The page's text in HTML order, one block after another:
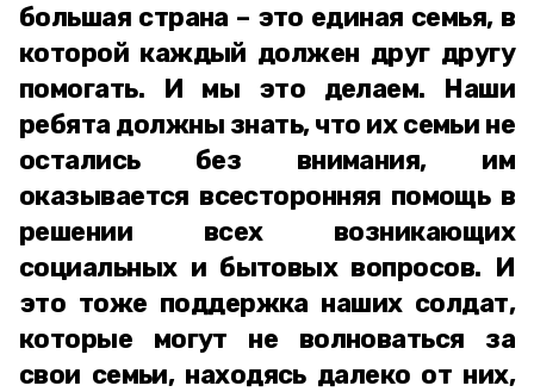
большая страна – это единая семья, в
которой каждый должен друг другу
помогать. И мы это делаем. Наши
ребята должны знать, что их семьи не
остались без внимания, им
оказывается всесторонняя помощь в
решении всех возникающих
социальных и бытовых вопросов. И
это тоже поддержка наших солдат,
которые могут не волноваться за
свои семьи, находясь далеко от них,